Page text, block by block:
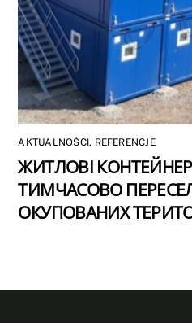
AKTUALNOŚCI, REFERENCJE
ЖИТЛОВІ
ТИМЧАСОВО
ОКУПОВАНИХ